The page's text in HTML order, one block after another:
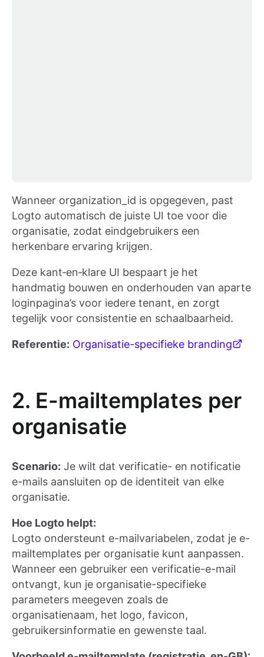
Wanneer organization_id is opgegeven, past
Logto automatisch de juiste UI toe voor die
organisatie, zodat eindgebruikers een
herkenbare ervaring krijgen.
Deze kant‑en‑klare UI bespaart je het
handmatig bouwen en onderhouden van aparte
loginpagina’s voor iedere tenant, en zorgt
tegelijk voor consistentie en schaalbaarheid.
Referentie: Organisatie-specifieke branding
2. E-mailtemplates per
organisatie
Scenario: Je wilt dat verificatie- en notificatie
e-mails aansluiten op de identiteit van elke
organisatie.
Hoe Logto helpt:
Logto ondersteunt e-mailvariabelen, zodat je e-
mailtemplates per organisatie kunt aanpassen.
Wanneer een gebruiker een verificatie-e-mail
ontvangt, kun je organisatie-specifieke
parameters meegeven zoals de
organisatienaam, het logo, favicon,
gebruikersinformatie en gewenste taal.